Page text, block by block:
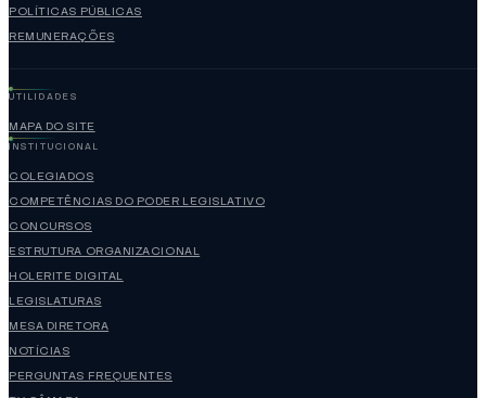
POLÍTICAS PÚBLICAS
REMUNERAÇÕES
UTILIDADES
MAPA DO SITE
INSTITUCIONAL
COLEGIADOS
COMPETÊNCIAS DO PODER LEGISLATIVO
CONCURSOS
ESTRUTURA ORGANIZACIONAL
HOLERITE DIGITAL
LEGISLATURAS
MESA DIRETORA
NOTÍCIAS
PERGUNTAS FREQUENTES